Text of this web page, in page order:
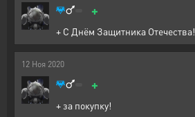
+
+ С Днём Защитника Отечества!
12 Ноя 2020
+
+ за покупку!